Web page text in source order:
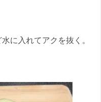
に入れてアクを抜く。